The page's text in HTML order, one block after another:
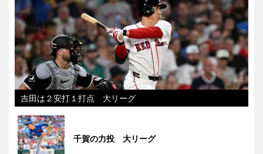
吉田は２安打１打点 大リーグ
千賀の力投 大リーグ